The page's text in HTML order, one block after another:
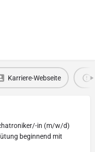
Karriere-Webseite
in (m/w/d)
beginnend mit